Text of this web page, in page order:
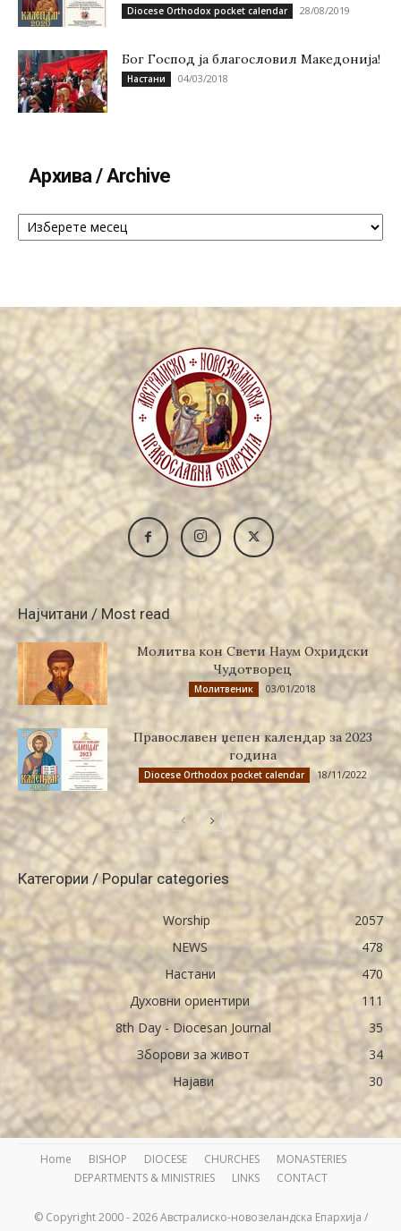
Diocese Orthodox pocket calendar 28/08/2019
Бог Господ ја благословил Македонија!
Настани 04/03/2018
Архива / Archive
Архива
Најчитани / Most read
Молитва кон Свети Наум Охридски
Чудотворец
Молитвеник 03/01/2018
Православен џепен календар за 2023
година
Diocese Orthodox pocket calendar 18/11/2022
Категории / Popular categories
Worship
2057
NEWS
478
Настани
470
Духовни ориентири
111
8th Day - Diocesan Journal
35
Зборови за живот
34
Најави
30
Home BISHOP DIOCESE CHURCHES
MONASTERIES
DEPARTMENTS & MINISTRIES
LINKS CONTACT
© Copyright 2000 - 2026 Австралиско-новозеландска Епархија /